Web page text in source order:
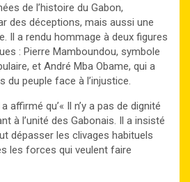
de l’histoire du Gabon,
des déceptions, mais aussi une
Il a rendu hommage à deux figures
: Pierre Mamboundou, symbole
et André Mba Obame, qui a
du peuple face à l’injustice.
affirmé qu’« Il n’y a pas de dignité
à l’unité des Gabonais. Il a insisté
dépasser les clivages habituels
les forces qui veulent faire